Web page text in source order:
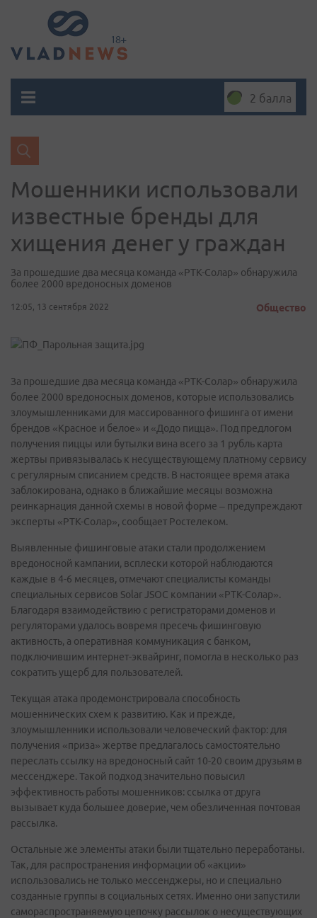
2 балла
Мошенники использовали
известные бренды для
хищения денег у граждан
За прошедшие два месяца команда «РТК-Солар» обнаружила
более 2000 вредоносных доменов
12:05, 13 сентября 2022 Общество
За прошедшие два месяца команда «РТК-Солар» обнаружила
более 2000 вредоносных доменов, которые использовались
злоумышленниками для массированного фишинга от имени
брендов «Красное и белое» и «Додо пицца». Под предлогом
получения пиццы или бутылки вина всего за 1 рубль карта
жертвы привязывалась к несуществующему платному сервису
с регулярным списанием средств. В настоящее время атака
заблокирована, однако в ближайшие месяцы возможна
реинкарнация данной схемы в новой форме – предупреждают
эксперты «РТК-Солар», сообщает Ростелеком.
Выявленные фишинговые атаки стали продолжением
вредоносной кампании, всплески которой наблюдаются
каждые в 4-6 месяцев, отмечают специалисты команды
специальных сервисов Solar JSOC компании «РТК-Солар».
Благодаря взаимодействию с регистраторами доменов и
регуляторами удалось вовремя пресечь фишинговую
активность, а оперативная коммуникация с банком,
подключившим интернет-эквайринг, помогла в несколько раз
сократить ущерб для пользователей.
Текущая атака продемонстрировала способность
мошеннических схем к развитию. Как и прежде,
злоумышленники использовали человеческий фактор: для
получения «приза» жертве предлагалось самостоятельно
переслать ссылку на вредоносный сайт 10-20 своим друзьям в
мессенджере. Такой подход значительно повысил
эффективность работы мошенников: ссылка от друга
вызывает куда большее доверие, чем обезличенная почтовая
рассылка.
Остальные же элементы атаки были тщательно переработаны.
Так, для распространения информации об «акции»
использовались не только мессенджеры, но и специально
созданные группы в социальных сетях. Именно они запустили
самораспространяемую цепочку рассылок о несуществующих